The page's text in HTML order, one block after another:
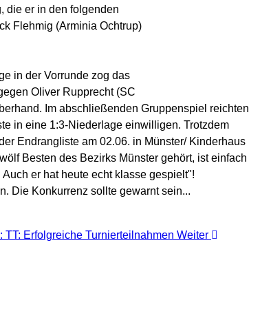
die er in den folgenden
Flehmig (Arminia Ochtrup)
in der Vorrunde zog das
Oliver Rupprecht (SC
Im abschließenden Gruppenspiel reichten
in eine 1:3-Niederlage einwilligen. Trotzdem
Endrangliste am 02.06. in Münster/ Kinderhaus
Besten des Bezirks Münster gehört, ist einfach
er hat heute echt klasse gespielt"!
Die Konkurrenz sollte gewarnt sein...
TT: Erfolgreiche Turnierteilnahmen Weiter